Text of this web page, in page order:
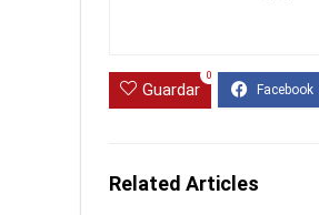
Guardar
0
Related Articles